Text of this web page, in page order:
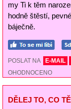
my Ti k těm
hodně štěstí,
báječně.
POSLAT NA E-MAIL
OHODNOCENO
DĚLEJ TO, CO